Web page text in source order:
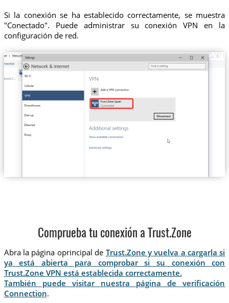
Si la conexión se ha establecido correctamente, se muestra
"Conectado". Puede administrar su conexión VPN en la
configuración de red.
Trust.Zone-Spain
Comprueba tu conexión a Trust.Zone
Abra la página oprincipal de Trust.Zone y vuelva a cargarla si
ya está abierta para comprobar si su conexión con
Trust.Zone VPN está establecida correctamente.
También puede visitar nuestra página de verificación
Connection.